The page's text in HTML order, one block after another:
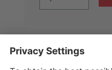
商品数据： 2026/8/6